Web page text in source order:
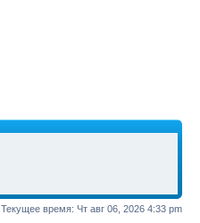
Текущее время: Чт авг 06, 2026 4:33 pm